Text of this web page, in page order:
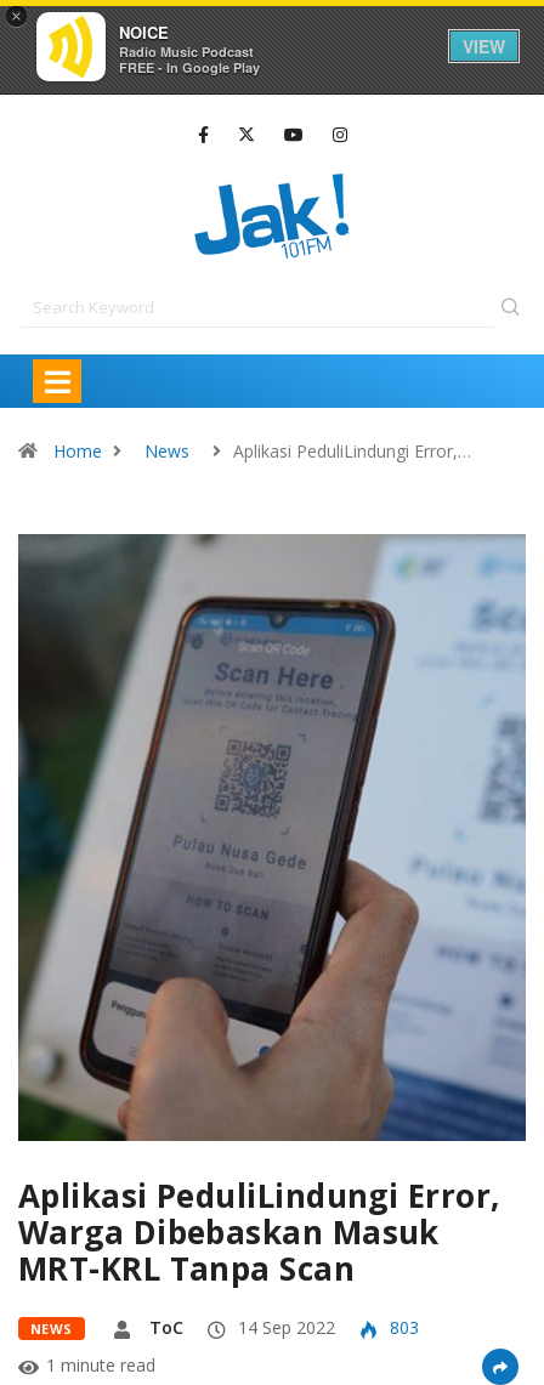
×
NOICE
Radio Music Podcast
FREE - In Google Play
VIEW
Home News Aplikasi PeduliLindungi Error,…
Aplikasi PeduliLindungi Error,
Warga Dibebaskan Masuk
MRT-KRL Tanpa Scan
NEWS ToC 14 Sep 2022
803
1 minute read